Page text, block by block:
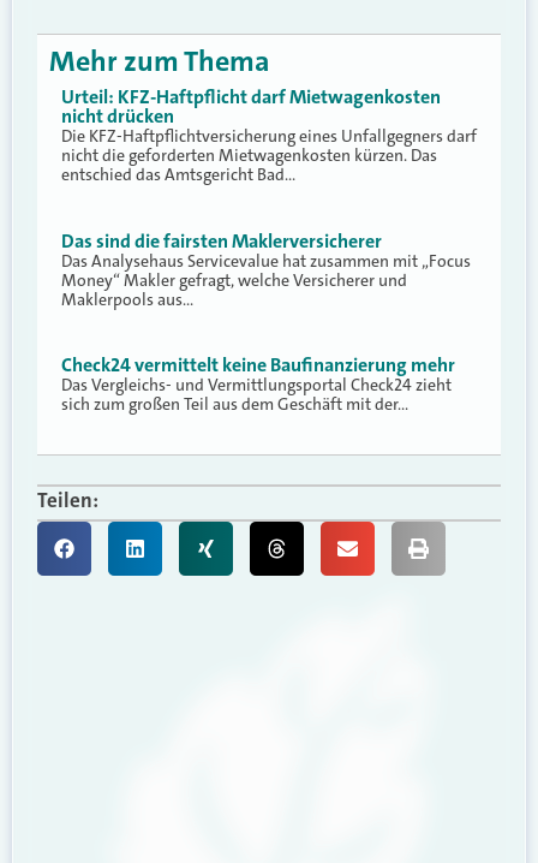
Mehr zum Thema
Urteil: KFZ-Haftpflicht darf Mietwagenkosten
nicht drücken
Die KFZ-Haftpflichtversicherung eines Unfallgegners darf
nicht die geforderten Mietwagenkosten kürzen. Das
entschied das Amtsgericht Bad…
Das sind die fairsten Maklerversicherer
Das Analysehaus Servicevalue hat zusammen mit „Focus
Money“ Makler gefragt, welche Versicherer und
Maklerpools aus…
Check24 vermittelt keine Baufinanzierung mehr
Das Vergleichs- und Vermittlungsportal Check24 zieht
sich zum großen Teil aus dem Geschäft mit der…
Teilen: